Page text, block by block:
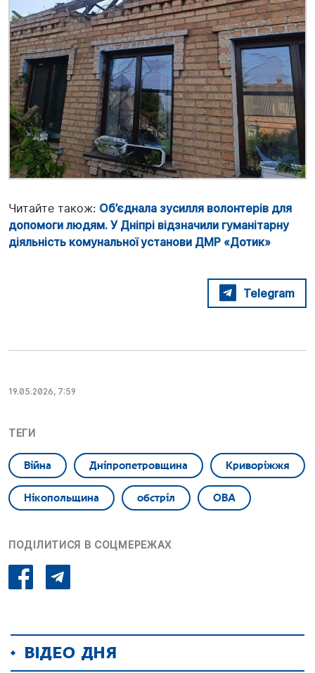
Читайте також: Об’єднала зусилля волонтерів для
допомоги людям. У Дніпрі відзначили гуманітарну
діяльність комунальної установи ДМР «Дотик»
Telegram
19.05.2026, 7:59
ТЕГИ
Війна Дніпропетровщина Криворіжжя
Нікопольщина обстріл ОВА
ПОДІЛИТИСЯ В СОЦМЕРЕЖАХ
ВІДЕО ДНЯ